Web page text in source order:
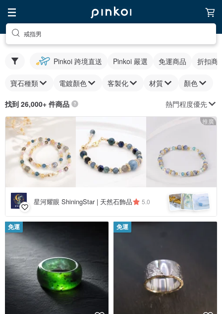
戒指男
Pinkoi 跨境直送 Pinkoi 嚴選 免運商品 折扣商
寶石種類 電鍍顏色 客製化 材質 顏色
找到 26,000+ 件商品 熱門程度優先
推廣
星河耀眼 ShiningStar | 天然石飾品 5.0
免運 免運